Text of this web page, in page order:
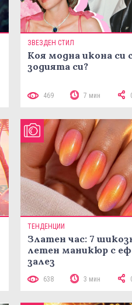
ЗВЕЗДЕН СТИЛ
Коя модна икона си
зодията си?
469 7 мин
ТЕНДЕНЦИИ
Златен час: 7
летен маникюр с
залез
638 3 мин